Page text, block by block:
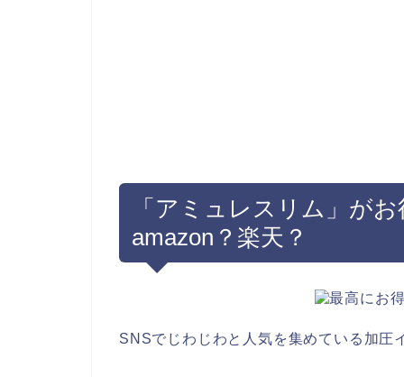
「アミュレスリム」が
amazon？楽天？
SNSでじわじわと人気を集めている加圧